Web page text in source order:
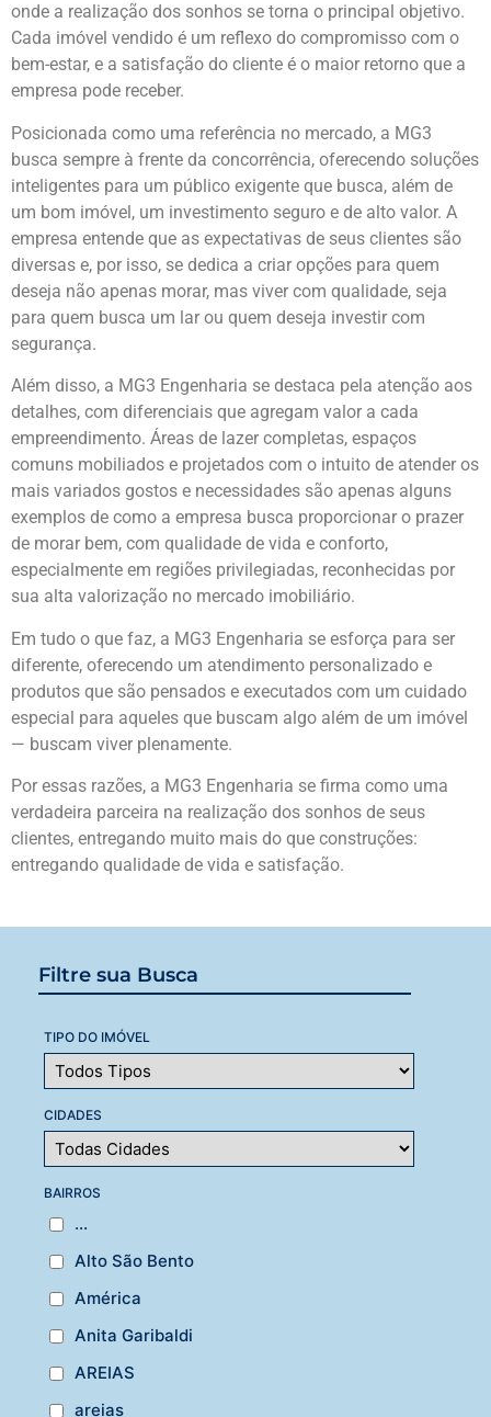
Filtre sua Busca
TIPO DO IMÓVEL
CIDADES
BAIRROS
...
Alto São Bento
América
Anita Garibaldi
AREIAS
areias
onde a realização dos sonhos se torna o principal objetivo.
Cada imóvel vendido é um reflexo do compromisso com o
bem-estar, e a satisfação do cliente é o maior retorno que a
empresa pode receber.
Posicionada como uma referência no mercado, a MG3
busca sempre à frente da concorrência, oferecendo soluções
inteligentes para um público exigente que busca, além de
um bom imóvel, um investimento seguro e de alto valor. A
empresa entende que as expectativas de seus clientes são
diversas e, por isso, se dedica a criar opções para quem
deseja não apenas morar, mas viver com qualidade, seja
para quem busca um lar ou quem deseja investir com
segurança.
Além disso, a MG3 Engenharia se destaca pela atenção aos
detalhes, com diferenciais que agregam valor a cada
empreendimento. Áreas de lazer completas, espaços
comuns mobiliados e projetados com o intuito de atender os
mais variados gostos e necessidades são apenas alguns
exemplos de como a empresa busca proporcionar o prazer
de morar bem, com qualidade de vida e conforto,
especialmente em regiões privilegiadas, reconhecidas por
sua alta valorização no mercado imobiliário.
Em tudo o que faz, a MG3 Engenharia se esforça para ser
diferente, oferecendo um atendimento personalizado e
produtos que são pensados e executados com um cuidado
especial para aqueles que buscam algo além de um imóvel
— buscam viver plenamente.
Por essas razões, a MG3 Engenharia se firma como uma
verdadeira parceira na realização dos sonhos de seus
clientes, entregando muito mais do que construções:
entregando qualidade de vida e satisfação.